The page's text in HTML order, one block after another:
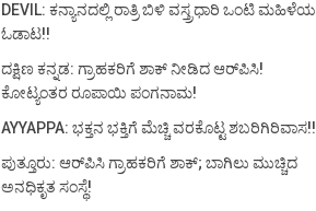
DEVIL: ಕನ್ಯಾನದಲ್ಲಿ ರಾತ್ರಿ ಬಿಳಿ ವಸ್ತ್ರಧಾರಿ ಒಂಟಿ ಮಹಿಳೆಯ
ಓಡಾಟ!!
ದಕ್ಷಿಣ ಕನ್ನಡ: ಗ್ರಾಹಕರಿಗೆ ಶಾಕ್ ನೀಡಿದ ಆರ್‌ಪಿಸಿ!
ಕೋಟ್ಯಂತರ ರೂಪಾಯಿ ಪಂಗನಾಮ!
AYYAPPA: ಭಕ್ತನ ಭಕ್ತಿಗೆ ಮೆಚ್ಚಿ ವರಕೊಟ್ಟ ಶಬರಿಗಿರಿವಾಸ!!
ಪುತ್ತೂರು: ಆರ್‌ಪಿಸಿ ಗ್ರಾಹಕರಿಗೆ ಶಾಕ್; ಬಾಗಿಲು ಮುಚ್ಚಿದ
ಅನಧಿಕೃತ ಸಂಸ್ಥೆ!